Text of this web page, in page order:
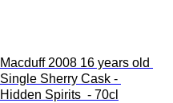
Macduff 2008 16 years old
Single Sherry Cask -
Hidden Spirits  - 70cl